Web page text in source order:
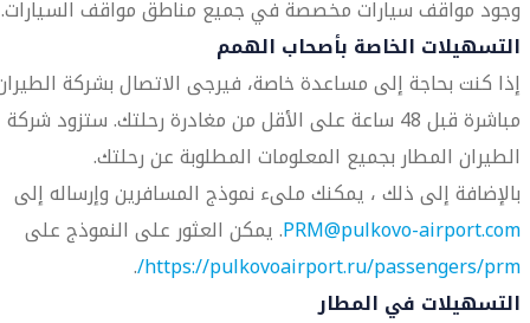
وجود مواقف سيارات مخصصة في جميع مناطق مواقف السيارات.
التسهيلات الخاصة بأصحاب الهمم
إذا كنت بحاجة إلى مساعدة خاصة، فيرجى الاتصال بشركة
مباشرة قبل 48 ساعة على الأقل من مغادرة رحلتك. ستزود شركة
الطيران المطار بجميع المعلومات المطلوبة عن رحلتك.
بالإضافة إلى ذلك ، يمكنك ملىء نموذج المسافرين وإرساله إلى
PRM@pulkovo-airport.com. يمكن العثور على النموذج على
https://pulkovoairport.ru/passengers/prm/
.
التسهيلات في المطار